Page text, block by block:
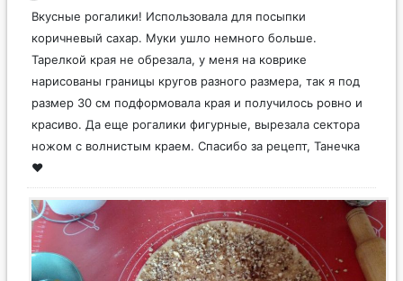
Вкусные рогалики! Использовала для посыпки
коричневый сахар. Муки ушло немного больше.
Тарелкой края не обрезала, у меня на коврике
нарисованы границы кругов разного размера, так я под
размер 30 см подформовала края и получилось ровно и
красиво. Да еще рогалики фигурные, вырезала сектора
ножом с волнистым краем. Спасибо за рецепт, Танечка
❤️